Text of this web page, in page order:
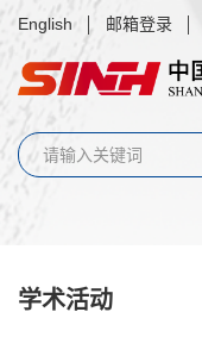
English 邮箱登录
学术活动